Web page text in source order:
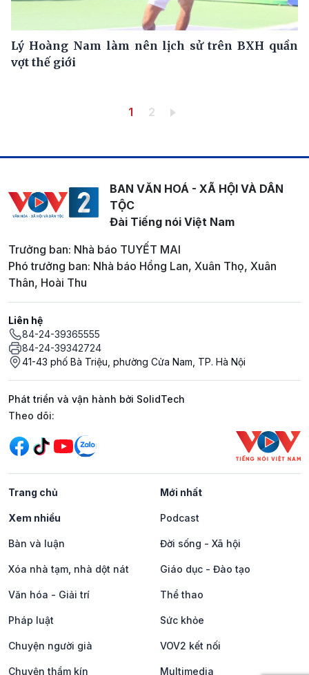
Lý Hoàng Nam làm nên lịch sử trên BXH quần
vợt thế giới
Trang hiện thời
1 Trang
2
BAN VĂN HOÁ - XÃ HỘI VÀ DÂN
TỘC
Đài Tiếng nói Việt Nam
Trưởng ban: Nhà báo TUYẾT MAI
Phó trưởng ban: Nhà báo Hồng Lan, Xuân Thọ, Xuân
Thân, Hoài Thu
Liên hệ
84-24-39365555
84-24-39342724
41-43 phố Bà Triệu, phường Cửa Nam, TP. Hà Nội
Phát triển và vận hành bởi SolidTech
Mạng xã hội
Theo dõi:
Trang chủ Mới nhất
Xem nhiều Podcast
Bàn và luận Đời sống - Xã hội
Xóa nhà tạm, nhà dột nát Giáo dục - Đào tạo
Văn hóa - Giải trí Thể thao
Pháp luật Sức khỏe
Chuyện người già VOV2 kết nối
Chuyện thầm kín Multimedia